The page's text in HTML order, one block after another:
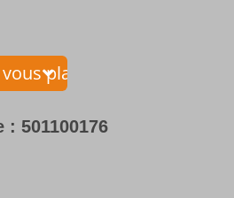
: 501100176